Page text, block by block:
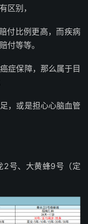
区别，
付比例更高，而疾病
付等等。
症保障，那么属于目
，或是担心心脑血管
2号、大黄蜂9号（定